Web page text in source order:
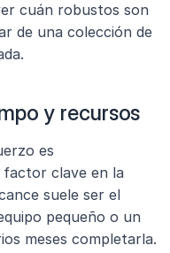
cuán robustos son
de una colección de
y recursos
es
clave en la
suele ser el
pequeño o un
meses completarla.